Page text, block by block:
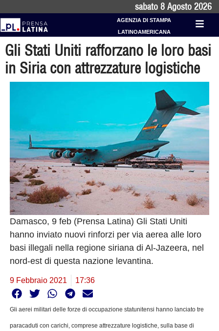
sabato 8 Agosto 2026
AGENZIA DI STAMPA
LATINOAMERICANA
Gli Stati Uniti rafforzano le loro basi
in Siria con attrezzature logistiche
Damasco, 9 feb (Prensa Latina) Gli Stati Uniti
hanno inviato nuovi rinforzi per via aerea alle loro
basi illegali nella regione siriana di Al-Jazeera, nel
nord-est di questa nazione levantina.
9 Febbraio 2021 17:36
Gli aerei militari delle forze di occupazione statunitensi hanno lanciato tre
paracaduti con carichi, comprese attrezzature logistiche, sulla base di